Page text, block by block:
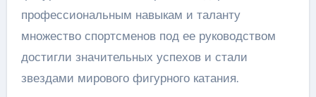
профессиональным навыкам и таланту
множество спортсменов под ее руководством
достигли значительных успехов и стали
звездами мирового фигурного катания.